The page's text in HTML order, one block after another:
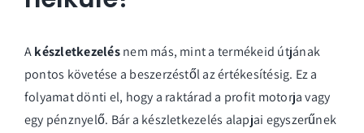
Akészletkezelésnem más, mint a termékeid útjának
pontos követése a beszerzéstől az értékesítésig. Ez a
folyamat dönti el, hogy a raktárad a profit motorja vagy
egy pénznyelő. Bár a készletkezelés alapjai egyszerűnek